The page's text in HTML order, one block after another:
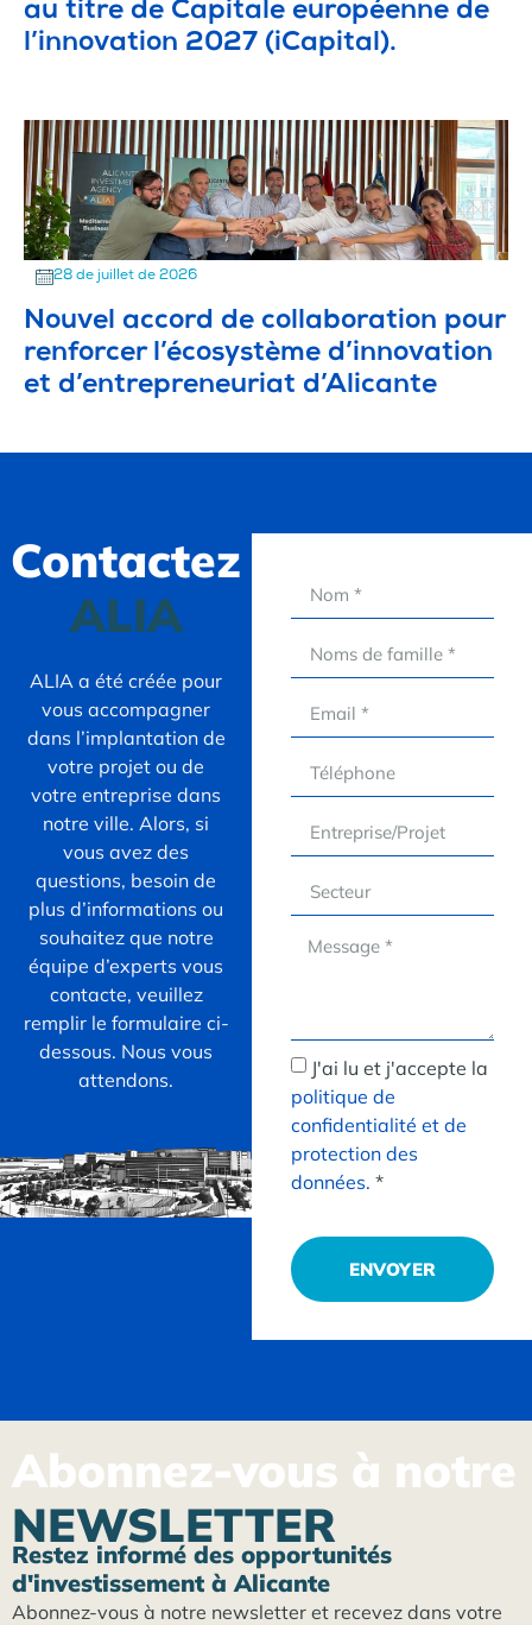
au titre de Capitale européenne de
l’innovation 2027 (iCapital).
28 de juillet de 2026
Nouvel accord de collaboration pour
renforcer l’écosystème d’innovation
et d’entrepreneuriat d’Alicante
Contactez
ALIA
ALIA a été créée pour
vous accompagner
dans l’implantation de
votre projet ou de
votre entreprise dans
notre ville. Alors, si
vous avez des
questions, besoin de
plus d’informations ou
souhaitez que notre
équipe d’experts vous
contacte, veuillez
remplir le formulaire ci-
dessous. Nous vous
attendons.
J'ai lu et j'accepte la
politique de
confidentialité et de
protection des
données. *
ENVOYER
Abonnez-vous à notre
NEWSLETTER
Restez informé des opportunités
d'investissement à Alicante
Abonnez-vous à notre newsletter et recevez dans votre